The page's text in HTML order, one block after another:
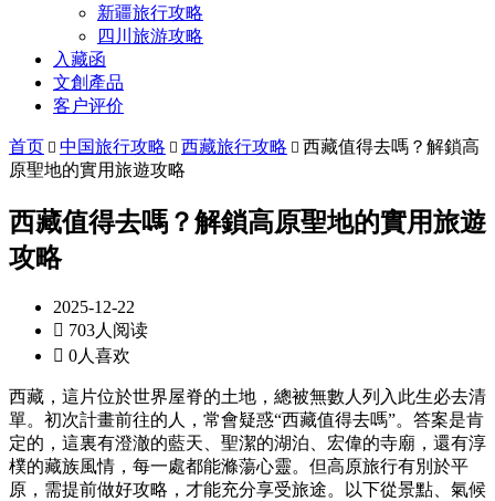
新疆旅行攻略
四川旅游攻略
入藏函
文創產品
客户评价
首页  中国旅行攻略  西藏旅行攻略  西藏值得去嗎？解鎖高
原聖地的實用旅遊攻略
西藏值得去嗎？解鎖高原聖地的實用旅遊
攻略
2025-12-22
 703人阅读
 0人喜欢
西藏，這片位於世界屋脊的土地，總被無數人列入此生必去清
單。初次計畫前往的人，常會疑惑“西藏值得去嗎”。答案是肯
定的，這裏有澄澈的藍天、聖潔的湖泊、宏偉的寺廟，還有淳
樸的藏族風情，每一處都能滌蕩心靈。但高原旅行有別於平
原，需提前做好攻略，才能充分享受旅途。以下從景點、氣候